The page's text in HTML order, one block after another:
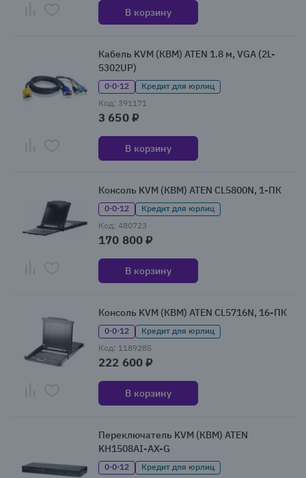
В корзину
Кабель KVM (КВМ) ATEN 1.8 м, VGA (2L-
5302UP)
0·0·12
Кредит для юрлиц
Код: 391171
3 650 ₽
В корзину
Консоль KVM (КВМ) ATEN CL5800N, 1-ПК
0·0·12
Кредит для юрлиц
Код: 480723
170 800 ₽
В корзину
Консоль KVM (КВМ) ATEN CL5716N, 16-ПК
0·0·12
Кредит для юрлиц
Код: 1189285
222 600 ₽
В корзину
Переключатель KVM (КВМ) ATEN
KH1508AI-AX-G
0·0·12
Кредит для юрлиц